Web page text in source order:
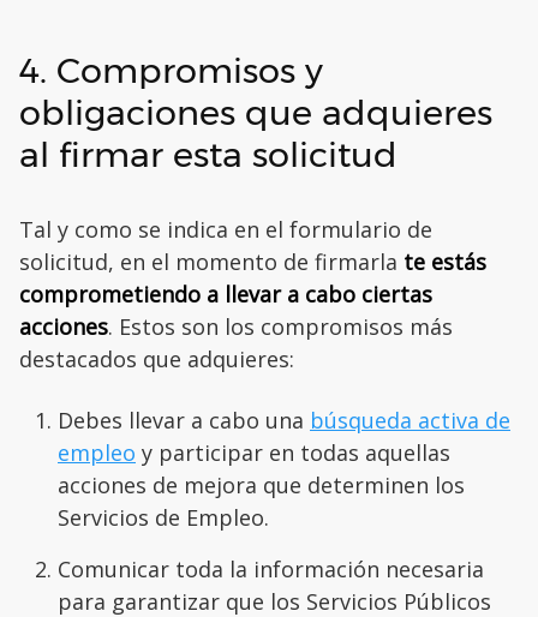
4. Compromisos y
obligaciones que adquieres
al firmar esta solicitud
Tal y como se indica en el formulario de
solicitud, en el momento de firmarla te estás
comprometiendo a llevar a cabo ciertas
acciones. Estos son los compromisos más
destacados que adquieres:
Debes llevar a cabo una búsqueda activa de
empleo y participar en todas aquellas
acciones de mejora que determinen los
Servicios de Empleo.
Comunicar toda la información necesaria
para garantizar que los Servicios Públicos